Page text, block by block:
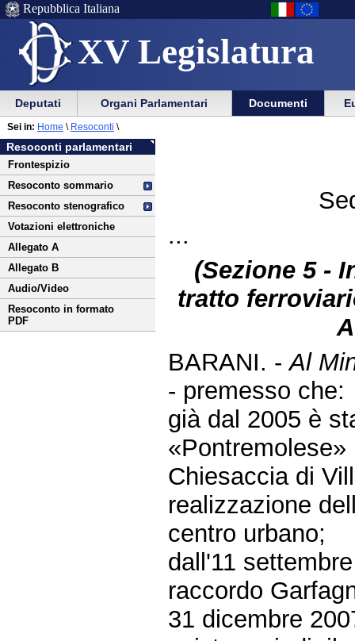
XV Legislatura
Menu
di
ausilio
alla
navigazione
Vai
Menu
di
navigazione
principale
Repubblica Italiana
Menu
di
navigazione
principale
Vai
menu
di
sezione
Deputati Organi Parlamentari Documenti
Vai
al
contenuto
Resoconti parlamentari
Frontespizio
Resoconto sommario
Resoconto stenografico
Votazioni elettroniche
Allegato A
Allegato B
Audio/Video
Resoconto in formato
PDF
Sei in: Home \ Resoconti \
...
(Sezione 5 -
tratto
BARANI. -Al
- premesso che:
già dal 2005 è
Chiesaccia di
realizzazione
centro urbano;
dall'11
raccordo
31 dicembre